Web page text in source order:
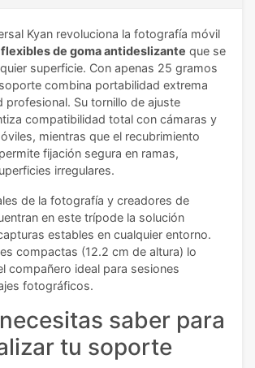
Kyan revoluciona la fotografía móvil
de goma antideslizante que se
superficie. Con apenas 25 gramos
combina portabilidad extrema
profesional. Su tornillo de ajuste
compatibilidad total con cámaras y
mientras que el recubrimiento
fijación segura en ramas,
irregulares.
de la fotografía y creadores de
en este trípode la solución
estables en cualquier entorno.
compactas (12.2 cm de altura) lo
compañero ideal para sesiones
fotográficos.
saber para
tu soporte